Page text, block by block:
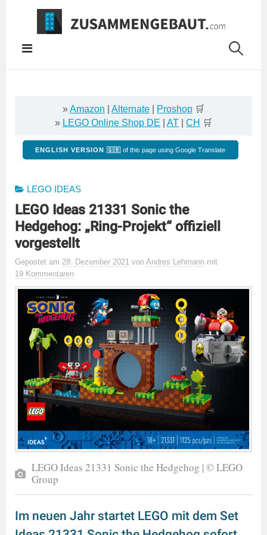
Springe
Inhalt
»Amazon Alternate Proshop 🛒
» LEGO Online Shop DE AT CH 🛒
ENGLISH VERSION 🇬🇧 of this page using Google Translate
LEGO IDEAS
LEGO Ideas 21331 Sonic the
Hedgehog: „Ring-Projekt“ offiziell
vorgestellt
Gepostet am 28. Dezember 2021 von Andres Lehmann mit
19 Kommentaren
LEGO Ideas 21331 Sonic the Hedgehog | © LEGO
Group
Im neuen Jahr startet LEGO mit dem Set